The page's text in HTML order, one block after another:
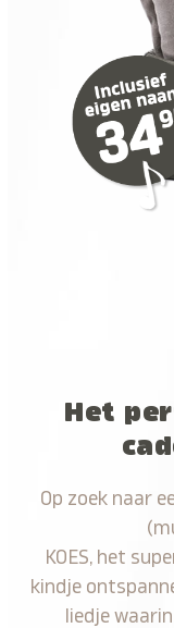
Het
Op zoek naar
KOES, het
kindje
liedje